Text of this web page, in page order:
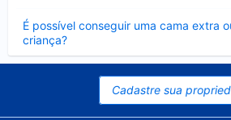
É possível conseguir uma cama extra
criança?
Contraído
Cadastre sua